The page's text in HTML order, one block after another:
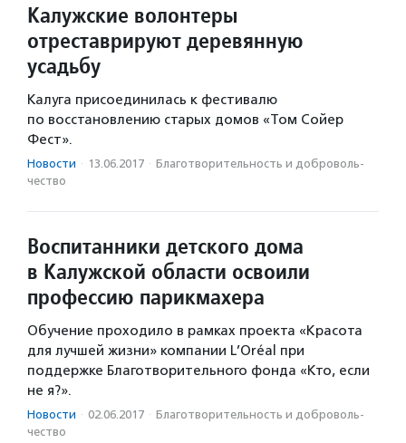
Калужские волонтеры
отреставрируют деревянную
усадьбу
Калуга присоединилась к фестивалю
по восстановлению старых домов «Том Сойер
Фест».
Новости · 13.06.2017 · Благотвори­тель­ность и доброволь­
чест­во
Воспитанники детского дома
в Калужской области освоили
профессию парикмахера
Обучение проходило в рамках проекта «Красота
для лучшей жизни» компании L’Oréal при
поддержке Благотворительного фонда «Кто, если
не я?».
Новости · 02.06.2017 · Благотвори­тель­ность и доброволь­
чест­во